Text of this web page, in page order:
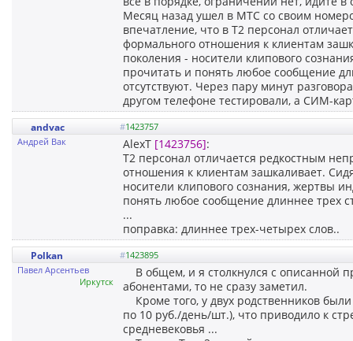
Месяц назад ушел в МТС со своим
впечатление, что в Т2 персонал
формального отношения к клиентам
поколения - носители клипового
прочитать и понять любое сообщение
отсутствуют. Через пару минут
другом телефоне тестировали, а СИМ-
andvac #1423757
Андрей Вак
AlexT [1423756]:
Т2 персонал отличается редкостным
отношения к клиентам зашкаливает.
носители клипового сознания, жертвы
понять любое сообщение длиннее трех
...
поправка: длиннее трех-четырех слов..
Polkan #1423895
Павел Арсентьев
Иркутск
В общем, и я столкнулся с описанной
абонентами, то не сразу заметил.
Кроме того, у двух родственников
по 10 руб./день/шт.), что приводило к
средневековья ...